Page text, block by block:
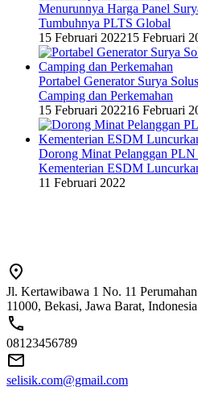
Menurunnya Harga Panel
Tumbuhnya PLTS Global
15 Februari 202215 Februari
Portabel Generator Surya
Camping dan Perkemahan
15 Februari 202216 Februari
Dorong Minat Pelanggan PLN
Kementerian ESDM
11 Februari 2022
Jl. Kertawibawa 1 No. 11
11000, Bekasi, Jawa Barat, Indonesia
08123456789
selisik.com@gmail.com